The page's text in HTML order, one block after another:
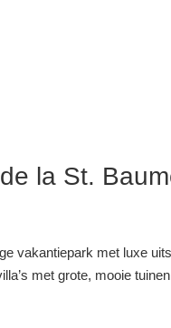
la St.
vakantiepark met luxe
met grote, mooie